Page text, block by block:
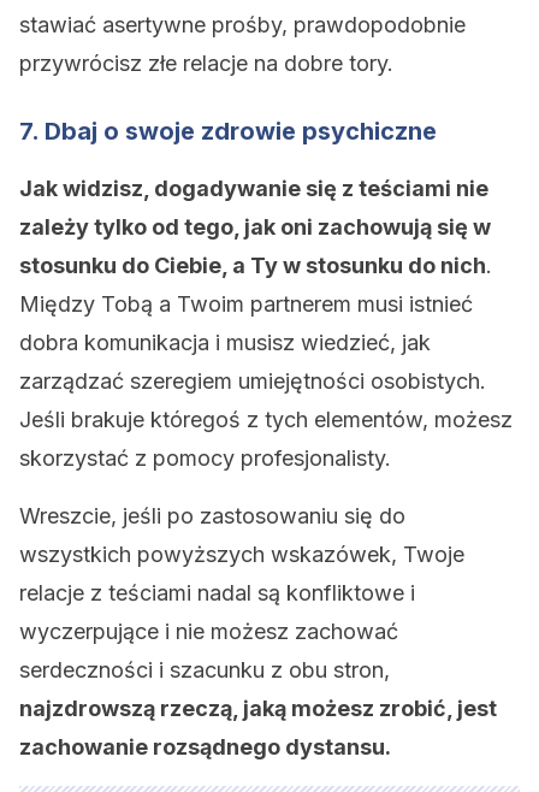
stawiać asertywne prośby, prawdopodobnie
przywrócisz złe relacje na dobre tory.
7. Dbaj o swoje zdrowie psychiczne
Jak widzisz, dogadywanie się z teściami nie
zależy tylko od tego, jak oni zachowują się w
stosunku do Ciebie, a Ty w stosunku do nich.
Między Tobą a Twoim partnerem musi istnieć
dobra komunikacja i musisz wiedzieć, jak
zarządzać szeregiem umiejętności osobistych.
Jeśli brakuje któregoś z tych elementów, możesz
skorzystać z pomocy profesjonalisty.
Wreszcie, jeśli po zastosowaniu się do
wszystkich powyższych wskazówek, Twoje
relacje z teściami nadal są konfliktowe i
wyczerpujące i nie możesz zachować
serdeczności i szacunku z obu stron,
najzdrowszą rzeczą, jaką możesz zrobić, jest
zachowanie rozsądnego dystansu.